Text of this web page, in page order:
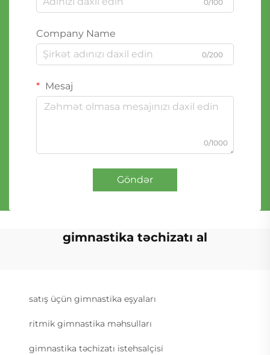
0/100
Company Name
0/200
Mesaj
0/1000
Göndər
gimnastika təchizatı al
satış üçün gimnastika eşyaları
ritmik gimnastika məhsulları
gimnastika təchizatı istehsalçisi